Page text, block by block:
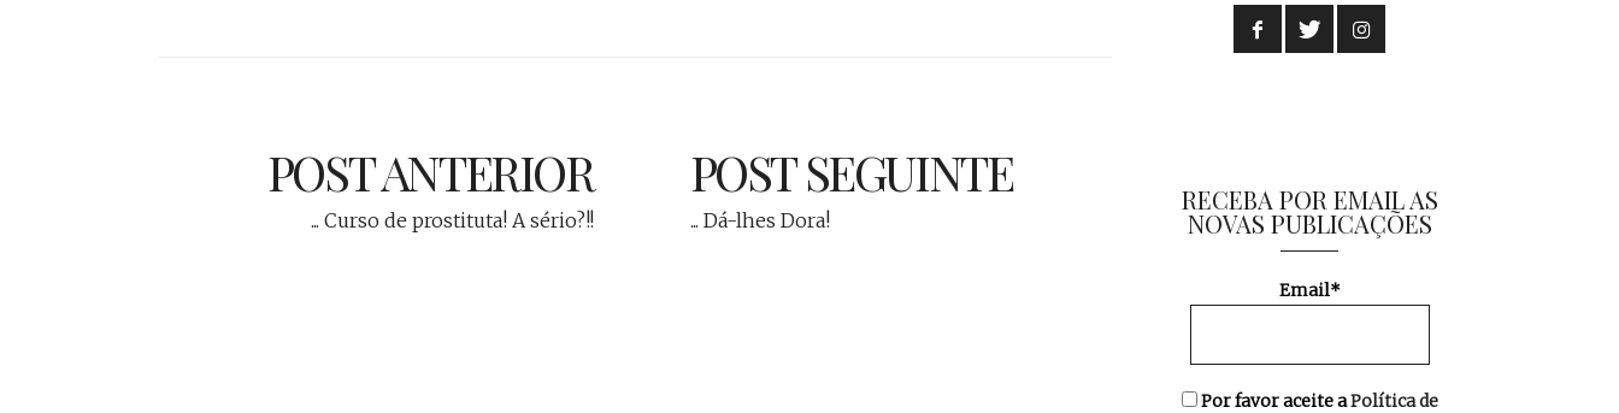
POST ANTERIOR
... Curso de prostituta! A sério?!!
POST SEGUINTE
... Dá-lhes Dora!
RECEBA POR EMAIL AS
NOVAS PUBLICAÇÕES
Email*
Por favor aceite aPolítica de